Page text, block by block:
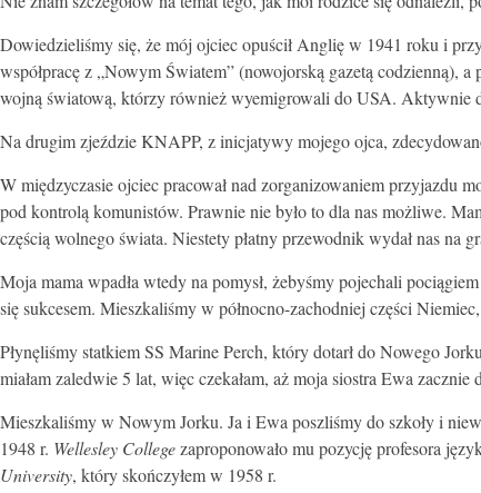
Dowiedzieliśmy się, że mój ojciec opuścił Anglię w 1941 roku i
współpracę z „Nowym Światem” (nowojorską gazetą codzienną),
wojną światową, którzy również wyemigrowali do USA. Aktywnie
Na drugim zjeździe KNAPP, z inicjatywy mojego ojca,
W międzyczasie ojciec pracował nad zorganizowaniem przyjazdu
pod kontrolą komunistów. Prawnie nie było to dla nas możliwe.
częścią wolnego świata. Niestety płatny przewodnik wydał nas
Moja mama wpadła wtedy na pomysł, żebyśmy pojechali
się sukcesem. Mieszkaliśmy w północno-zachodniej części
Płynęliśmy statkiem SS Marine Perch, który dotarł do Nowego
miałam zaledwie 5 lat, więc czekałam, aż moja siostra Ewa
Mieszkaliśmy w Nowym Jorku. Ja i Ewa poszliśmy do szkoły i
1948 r. Wellesley Collegezaproponowało mu pozycję profesora
University, który skończyłem w 1958 r.